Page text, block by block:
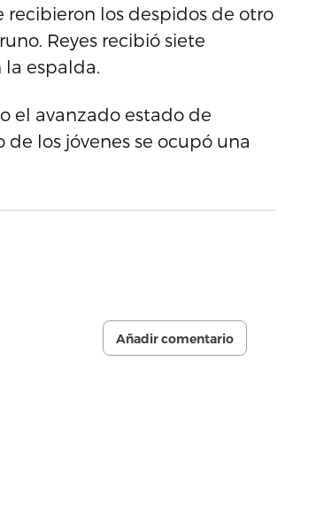
los despidos de otro
Reyes recibió siete
la espalda.
el avanzado estado de
los jóvenes se ocupó una
Añadir comentario